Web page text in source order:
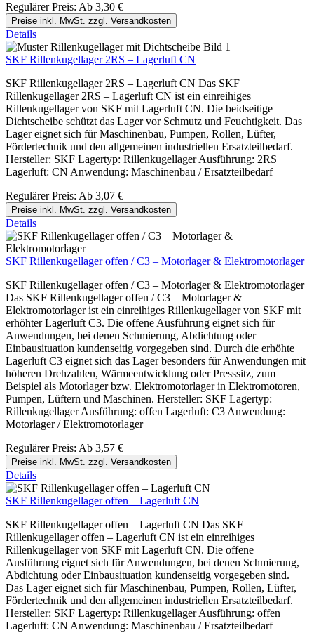
Regulärer Preis: Ab 3,30 €
Preise inkl. MwSt. zzgl. Versandkosten
Details
SKF Rillenkugellager 2RS – Lagerluft CN
SKF Rillenkugellager 2RS – Lagerluft CN Das SKF
Rillenkugellager 2RS – Lagerluft CN ist ein einreihiges
Rillenkugellager von SKF mit Lagerluft CN. Die beidseitige
Dichtscheibe schützt das Lager vor Schmutz und Feuchtigkeit. Das
Lager eignet sich für Maschinenbau, Pumpen, Rollen, Lüfter,
Fördertechnik und den allgemeinen industriellen Ersatzteilbedarf.
Hersteller: SKF Lagertyp: Rillenkugellager Ausführung: 2RS
Lagerluft: CN Anwendung: Maschinenbau / Ersatzteilbedarf
Regulärer Preis: Ab 3,07 €
Preise inkl. MwSt. zzgl. Versandkosten
Details
SKF Rillenkugellager offen / C3 – Motorlager & Elektromotorlager
SKF Rillenkugellager offen / C3 – Motorlager & Elektromotorlager
Das SKF Rillenkugellager offen / C3 – Motorlager &
Elektromotorlager ist ein einreihiges Rillenkugellager von SKF mit
erhöhter Lagerluft C3. Die offene Ausführung eignet sich für
Anwendungen, bei denen Schmierung, Abdichtung oder
Einbausituation kundenseitig vorgegeben sind. Durch die erhöhte
Lagerluft C3 eignet sich das Lager besonders für Anwendungen mit
höheren Drehzahlen, Wärmeentwicklung oder Presssitz, zum
Beispiel als Motorlager bzw. Elektromotorlager in Elektromotoren,
Pumpen, Lüftern und Maschinen. Hersteller: SKF Lagertyp:
Rillenkugellager Ausführung: offen Lagerluft: C3 Anwendung:
Motorlager / Elektromotorlager
Regulärer Preis: Ab 3,57 €
Preise inkl. MwSt. zzgl. Versandkosten
Details
SKF Rillenkugellager offen – Lagerluft CN
SKF Rillenkugellager offen – Lagerluft CN Das SKF
Rillenkugellager offen – Lagerluft CN ist ein einreihiges
Rillenkugellager von SKF mit Lagerluft CN. Die offene
Ausführung eignet sich für Anwendungen, bei denen Schmierung,
Abdichtung oder Einbausituation kundenseitig vorgegeben sind.
Das Lager eignet sich für Maschinenbau, Pumpen, Rollen, Lüfter,
Fördertechnik und den allgemeinen industriellen Ersatzteilbedarf.
Hersteller: SKF Lagertyp: Rillenkugellager Ausführung: offen
Lagerluft: CN Anwendung: Maschinenbau / Ersatzteilbedarf